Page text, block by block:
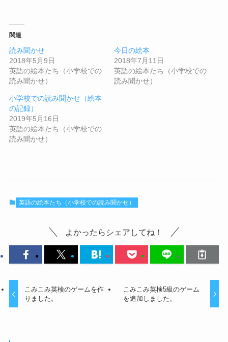
関連
読み聞かせ
2018年5月9日
英語の絵本たち（小学校での
読み聞かせ）
今日の絵本
2018年7月11日
英語の絵本たち（小学校での
読み聞かせ）
小学校での読み聞かせ（絵本
の記録）
2019年5月16日
英語の絵本たち（小学校での
読み聞かせ）
英語の絵本たち（小学校での読み聞かせ）
よかったらシェアしてね！
こみこみ英検のゲームを作
りました。
こみこみ英検5級のゲーム
を追加しました。